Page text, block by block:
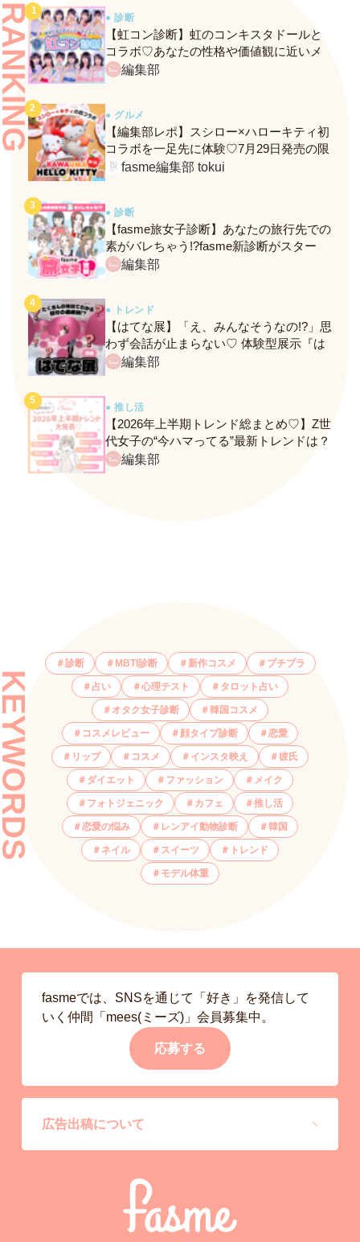
● 診断
【虹コン診断】虹のコンキスタドールと
コラボ♡あなたの性格や価値観に近いメ
ンバーがわかる、fasmeの新診断がスター
編集部
● グルメ
【編集部レポ】スシロー×ハローキティ初
コラボを一足先に体験♡7月29日発売の限
定メニュー＆グッズをレポ！
fasme編集部 tokui
● 診断
【fasme旅女子診断】あなたの旅行先での
素がバレちゃう!?fasme新診断がスター
ト！編集部
● トレンド
【はてな展】「え、みんなそうなの!?」思
わず会話が止まらない♡ 体験型展示『は
てな展』に行ってきたレポ
編集部
● 推し活
【2026年上半期トレンド総まとめ♡】Z世
代女子の“今ハマってる”最新トレンドは？
ネクストバズ予報もチェック♪
編集部
診断 MBTI診断 新作コスメ プチプラ
占い 心理テスト タロット占い
オタク女子診断 韓国コスメ
コスメレビュー 顔タイプ診断 恋愛
リップ コスメ インスタ映え 彼氏
ダイエット ファッション メイク
フォトジェニック カフェ 推し活
恋愛の悩み レンアイ動物診断 韓国
ネイル スイーツ トレンド
モデル体重
fasmeでは、SNSを通じて「好き」を発信して
いく仲間「mees(ミーズ)」会員募集中。
応募する
広告出稿について